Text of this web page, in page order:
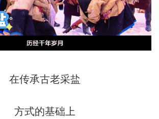
在传承古老采盐
方式的基础上